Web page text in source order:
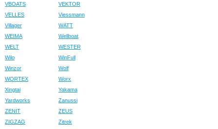
VBOATS
VEKTOR
VELLES
Viessmann
Villager
WATT
WEIMA
Wellboat
WELT
WESTER
Wilo
WinFull
Winzor
Wolf
WORTEX
Worx
Xingtai
Yakama
Yardworks
Zanussi
ZENIT
ZEUS
ZIGZAG
Zitrek